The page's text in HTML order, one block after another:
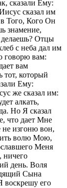
сказали Ему:
сказал им
Того, Кого Он
знамение,
Отцы
с неба дал им
говорю вам:
вам
тот, который
Ему:
же сказал им:
алкать,
Но Я сказал
что дает Мне
изгоню вон,
волю Мою,
Меня
ничего
день. Воля
Сына
его